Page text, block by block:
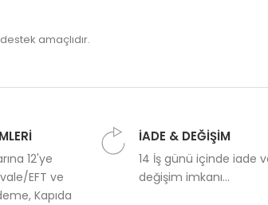
amaçlıdır.
12'ye
EFT ve
Kapıda
İADE & DEĞİŞİM
14 İş günü içinde iade
değişim imkanı...